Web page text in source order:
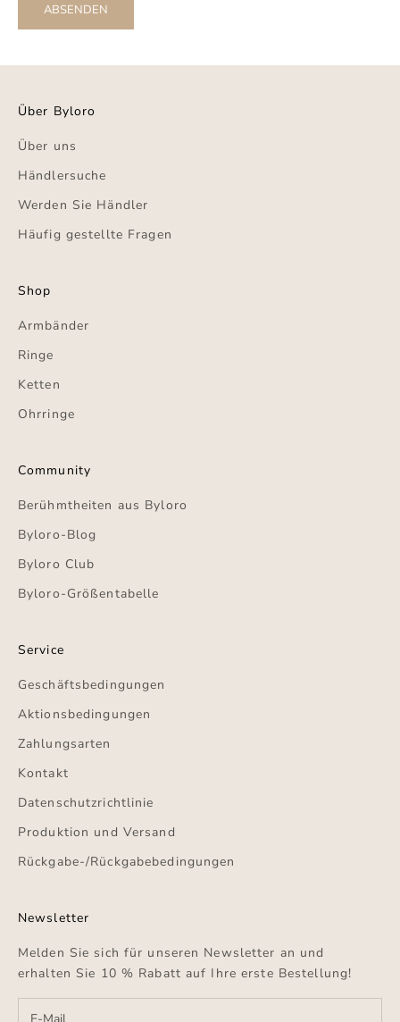
ABSENDEN
Über Byloro
Über uns
Händlersuche
Werden Sie Händler
Häufig gestellte Fragen
Shop
Armbänder
Ringe
Ketten
Ohrringe
Community
Berühmtheiten aus Byloro
Byloro-Blog
Byloro Club
Byloro-Größentabelle
Service
Geschäftsbedingungen
Aktionsbedingungen
Zahlungsarten
Kontakt
Datenschutzrichtlinie
Produktion und Versand
Rückgabe-/Rückgabebedingungen
Newsletter
Melden Sie sich für unseren Newsletter an und
erhalten Sie 10 % Rabatt auf Ihre erste Bestellung!